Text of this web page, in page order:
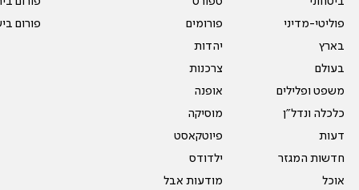
פוליטי-מדיני
בארץ
בעולם
משפט ופלילים
כלכלה ונדל"ן
דעות
חדשות המגזר
אוכל
פורומים
יהדות
צרכנות
אופנה
מוסיקה
פיוטקאסט
ילדודס
מודעות אבל
פורום